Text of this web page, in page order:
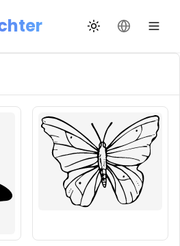
Design wechseln
Sprache